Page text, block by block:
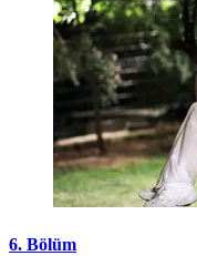
6. Bölüm